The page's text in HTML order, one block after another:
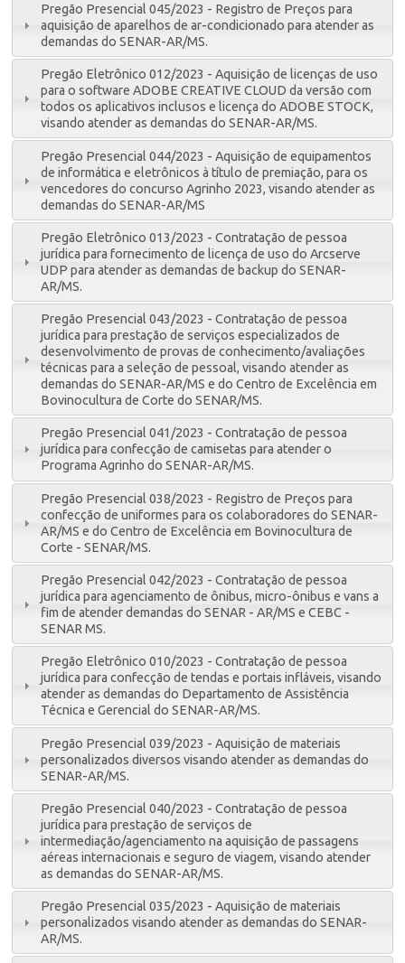
Pregão Presencial 045/2023 - Registro de Preços para
aquisição de aparelhos de ar-condicionado para atender as
demandas do SENAR-AR/MS.
Pregão Eletrônico 012/2023 - Aquisição de licenças de uso
para o software ADOBE CREATIVE CLOUD da versão com
todos os aplicativos inclusos e licença do ADOBE STOCK,
visando atender as demandas do SENAR-AR/MS.
Pregão Presencial 044/2023 - Aquisição de equipamentos
de informática e eletrônicos à título de premiação, para os
vencedores do concurso Agrinho 2023, visando atender as
demandas do SENAR-AR/MS
Pregão Eletrônico 013/2023 - Contratação de pessoa
jurídica para fornecimento de licença de uso do Arcserve
UDP para atender as demandas de backup do SENAR-
AR/MS.
Pregão Presencial 043/2023 - Contratação de pessoa
jurídica para prestação de serviços especializados de
desenvolvimento de provas de conhecimento/avaliações
técnicas para a seleção de pessoal, visando atender as
demandas do SENAR-AR/MS e do Centro de Excelência em
Bovinocultura de Corte do SENAR/MS.
Pregão Presencial 041/2023 - Contratação de pessoa
jurídica para confecção de camisetas para atender o
Programa Agrinho do SENAR-AR/MS.
Pregão Presencial 038/2023 - Registro de Preços para
confecção de uniformes para os colaboradores do SENAR-
AR/MS e do Centro de Excelência em Bovinocultura de
Corte - SENAR/MS.
Pregão Presencial 042/2023 - Contratação de pessoa
jurídica para agenciamento de ônibus, micro-ônibus e vans a
fim de atender demandas do SENAR - AR/MS e CEBC -
SENAR MS.
Pregão Eletrônico 010/2023 - Contratação de pessoa
jurídica para confecção de tendas e portais infláveis, visando
atender as demandas do Departamento de Assistência
Técnica e Gerencial do SENAR-AR/MS.
Pregão Presencial 039/2023 - Aquisição de materiais
personalizados diversos visando atender as demandas do
SENAR-AR/MS.
Pregão Presencial 040/2023 - Contratação de pessoa
jurídica para prestação de serviços de
intermediação/agenciamento na aquisição de passagens
aéreas internacionais e seguro de viagem, visando atender
as demandas do SENAR-AR/MS.
Pregão Presencial 035/2023 - Aquisição de materiais
personalizados visando atender as demandas do SENAR-
AR/MS.